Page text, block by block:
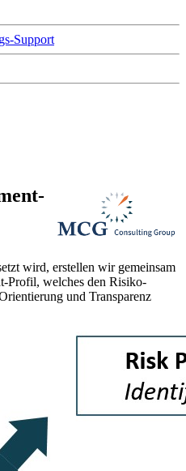
Support
wird, erstellen wir gemeinsam
Profil, welches den Risiko-
und Transparenz